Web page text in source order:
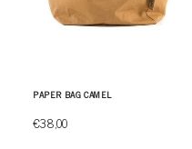
PAPER BAG CAMEL
€38,00